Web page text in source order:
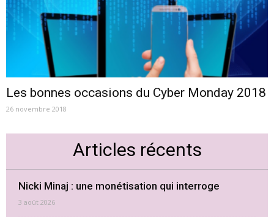
Les bonnes occasions du Cyber Monday 2018
26 novembre 2018
Articles récents
Nicki Minaj : une monétisation qui interroge
3 août 2026